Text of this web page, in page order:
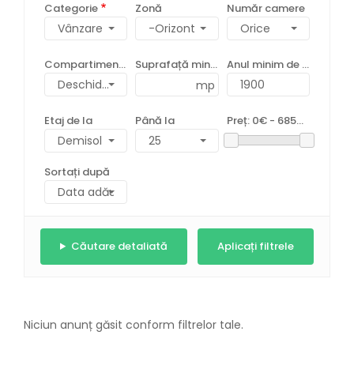
Categorie Zonă
-Orizont
Număr camere
Compartimentare
Deschidere
Suprafață minimă Anul minim de construcție
Etaj de la Până la Preț: 0€ - 685000€
Căutare detaliată
Sortați după
Niciun anunț găsit conform filtrelor tale.